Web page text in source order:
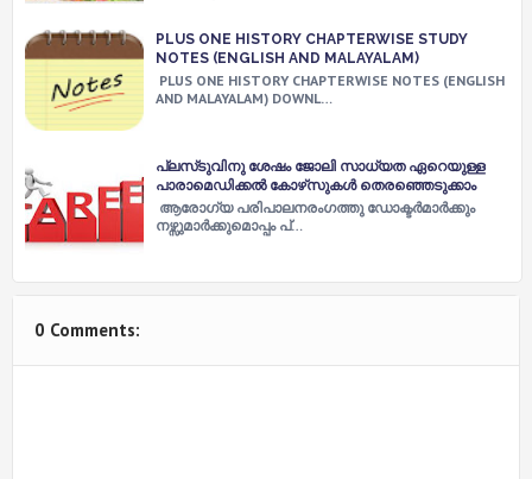
PLUS ONE HISTORY CHAPTERWISE STUDY
NOTES (ENGLISH AND MALAYALAM)
PLUS ONE HISTORY CHAPTERWISE NOTES (ENGLISH
AND MALAYALAM) DOWNL…
പ്ലസ്‌ടുവിനു ശേഷം ജോലി സാധ്യത ഏറെയുള്ള
പാരാമെഡിക്കൽ കോഴ്‌സുകൾ തെരഞ്ഞെടുക്കാം
ആരോഗ്യ പരിപാലനരംഗത്തു ഡോക്ടര്‍മാര്‍ക്കും
നഴ്സുമാര്‍ക്കുമൊപ്പം പ്…
0 Comments: